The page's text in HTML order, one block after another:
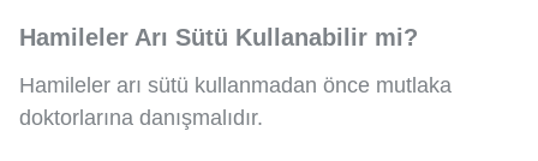
Hamileler Arı Sütü Kullanabilir mi?
Hamileler arı sütü kullanmadan önce mutlaka
doktorlarına danışmalıdır.